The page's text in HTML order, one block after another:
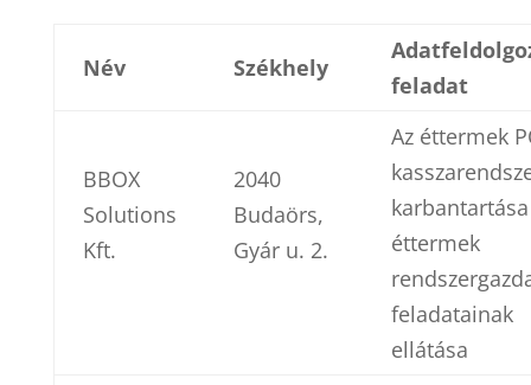
Név Székhely
feladat
BBOX
Solutions
Kft.
2040
Budaörs,
Gyár u. 2.
Az éttermek
éttermek
feladatainak
ellátása